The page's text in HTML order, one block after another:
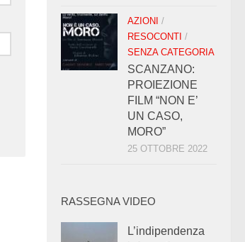
AZIONI /
RESOCONTI /
SENZA CATEGORIA
SCANZANO:
PROIEZIONE
FILM “NON E’
UN CASO,
MORO”
25 OTTOBRE 2022
RASSEGNA VIDEO
L’indipendenza